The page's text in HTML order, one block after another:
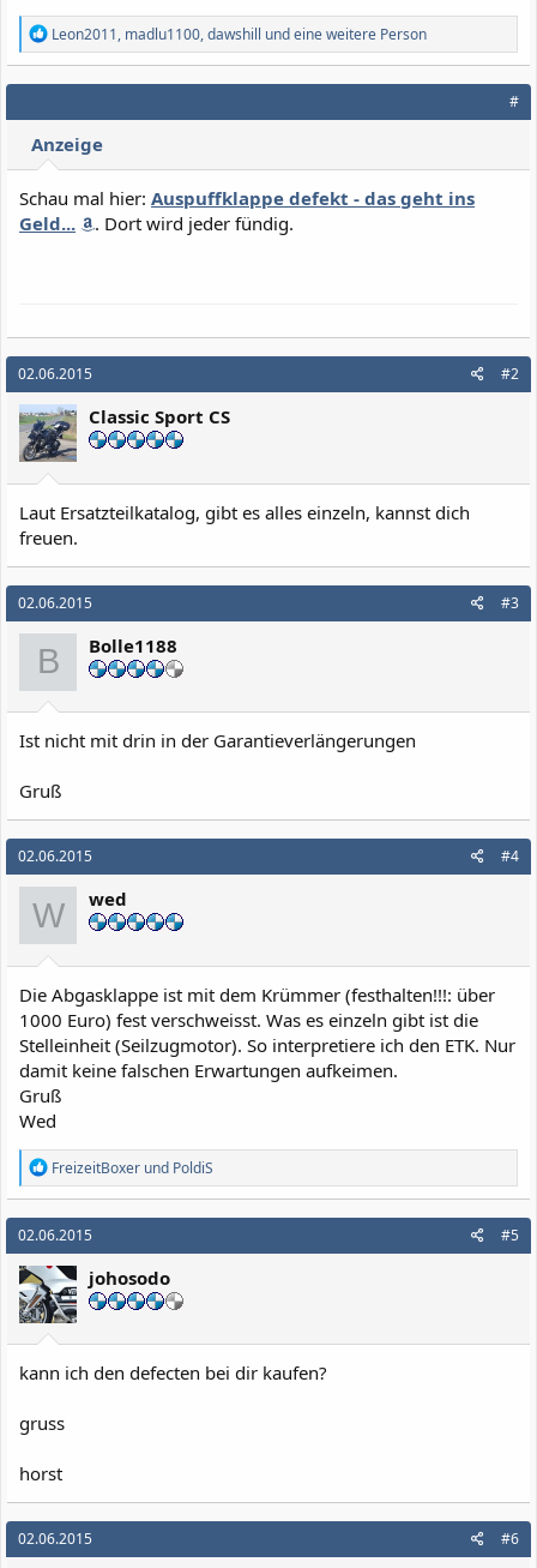
R
e
a
k
o
n
n
:
Leon2011, madlu1100,dawshill und eine weitere Person
#
Anzeige
Schau mal hier: Auspuffklappe defekt - das geht ins
Geld...
. Dort wird jeder fündig.
02.06.2015 #2
Classic Sport CS
Laut Ersatzteilkatalog, gibt es alles einzeln, kannst dich
freuen.
02.06.2015 #3
B Bolle1188
Ist nicht mit drin in der Garantieverlängerungen
Gruß
02.06.2015 #4
W wed
Die Abgasklappe ist mit dem Krümmer (festhalten!!!: über
1000 Euro) fest verschweisst. Was es einzeln gibt ist die
Stelleinheit (Seilzugmotor). So interpretiere ich den ETK. Nur
damit keine falschen Erwartungen aufkeimen.
Gruß
Wed
R
e
a
k
t
i
o
n
e
n
FreizeitBoxer und PoldiS
02.06.2015 #5
johosodo
kann ich den defecten bei dir kaufen?
gruss
horst
02.06.2015 #6